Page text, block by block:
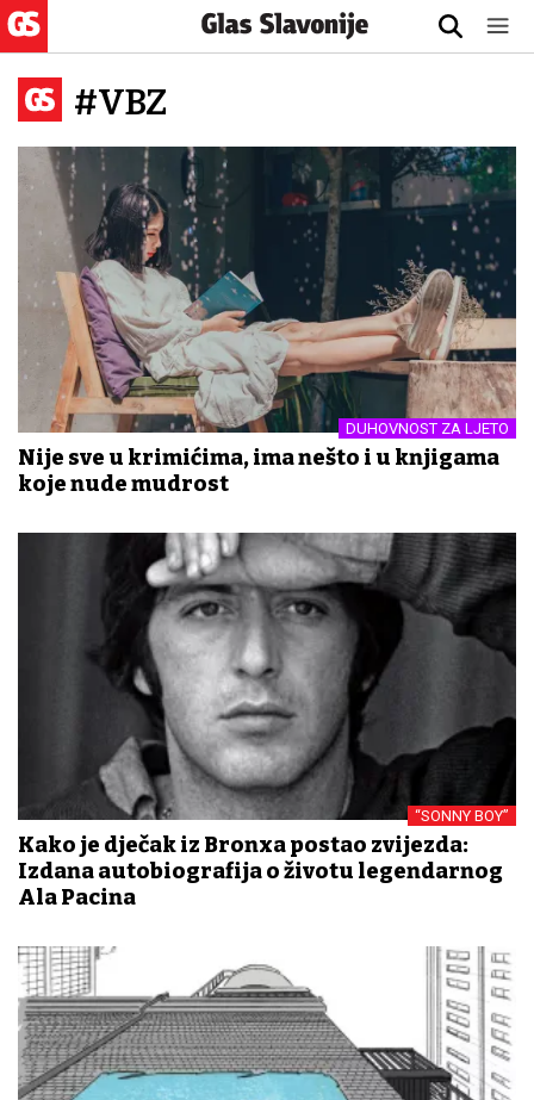
#VBZ
DUHOVNOST ZA LJETO
Nije sve u krimićima, ima nešto i u knjigama
koje nude mudrost
“SONNY BOY”
Kako je dječak iz Bronxa postao zvijezda:
Izdana autobiografija o životu legendarnog
Ala Pacina